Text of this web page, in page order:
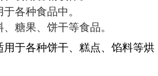
各种食品中。
糖果、饼干等食品。
用于各种饼干、糕点、馅料等烘